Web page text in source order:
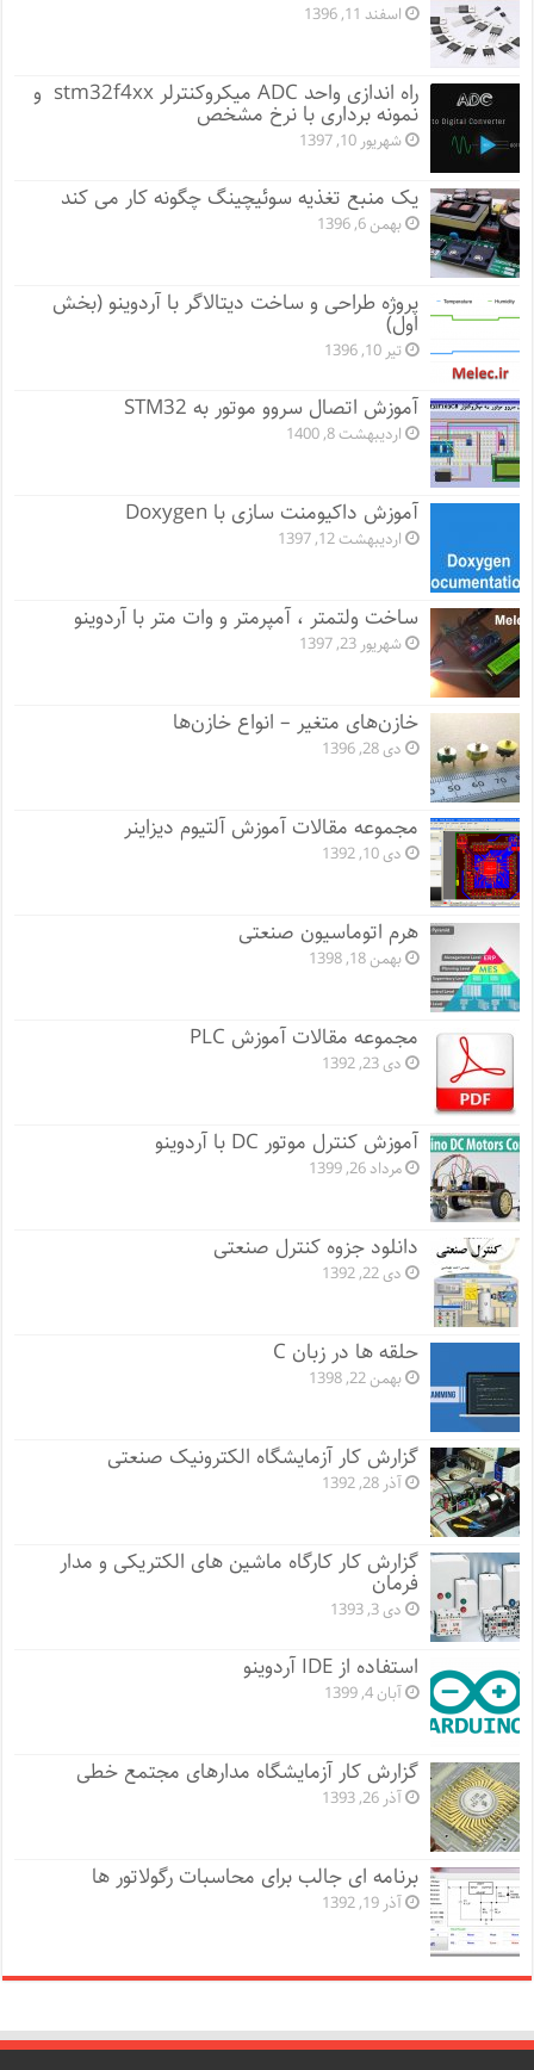
اسفند 11, 1396
راه اندازی واحد ADC میکروکنترلر stm32f4xx و
نمونه برداری با نرخ مشخص
شهریور 10, 1397
یک منبع تغذیه سوئیچینگ چگونه کار می کند
بهمن 6, 1396
پروژه طراحی و ساخت دیتالاگر با آردوینو (بخش
اول)
تیر 10, 1396
آموزش اتصال سروو موتور به STM32
اردیبهشت 8, 1400
آموزش داکیومنت سازی با Doxygen
اردیبهشت 12, 1397
ساخت ولتمتر ، آمپرمتر و وات متر با آردوینو
شهریور 23, 1397
خازن‌های متغیر – انواع خازن‌ها
دی 28, 1396
مجموعه مقالات آموزش آلتیوم دیزاینر
دی 10, 1392
هرم اتوماسیون صنعتی
بهمن 18, 1398
مجموعه مقالات آموزش PLC
دی 23, 1392
آموزش کنترل موتور DC با آردوینو
مرداد 26, 1399
دانلود جزوه کنترل صنعتی
دی 22, 1392
حلقه ها در زبان C
بهمن 22, 1398
گزارش کار آزمایشگاه الکترونیک صنعتی
آذر 28, 1392
گزارش کار کارگاه ماشین های الکتریکی و مدار
فرمان
دی 3, 1393
استفاده از IDE آردوینو
آبان 4, 1399
گزارش کار آزمایشگاه مدارهای مجتمع خطی
آذر 26, 1393
برنامه ای جالب برای محاسبات رگولاتور ها
آذر 19, 1392